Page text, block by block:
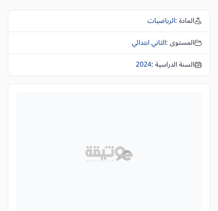
المادة :الرياضيات
المستوى :الثاني ابتدائي
السنة الدراسية :2024